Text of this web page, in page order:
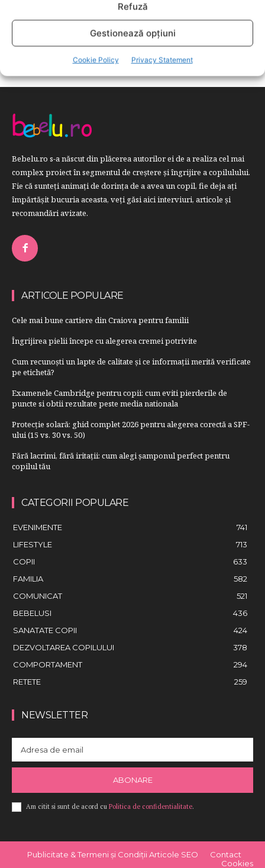
Refuză
Gestionează opțiuni
Cookie Policy Privacy Statement
DEZVOLTAREA COPILULUI
COMPORTAMENT
294
Bebelu.ro s-a născut din plăcerea autorilor ei de a realiza cel mai
complex proiect în segmentul de creştere şi îngrijire a copilulului.
Fie că sunteţi animaţi de dorinţa de a avea un copil, fie deja aţi
împărtăşit bucuria aceasta, veți găsi aici interviuri, articole şi
recomandări avizate.
ARTICOLE POPULARE
Cele mai bune cartiere din Craiova pentru familii
Îngrijirea pielii începe cu alegerea cremei potrivite
Cum recunoști un lapte de calitate și ce informații merită verificate
pe etichetă?
Examenele Cambridge pentru copii: cum eviti pierderile de
puncte si obtii rezultate peste media nationala
Protecție solară: ghid complet 2026 pentru alegerea corectă a SPF-
ului (15 vs. 30 vs. 50)
Fără lacrimi, fără iritații: cum alegi șamponul perfect pentru
copilul tău
CATEGORII POPULARE
EVENIMENTE
741
LIFESTYLE
713
COPII
633
FAMILIA
582
COMUNICAT
521
BEBELUSI
436
SANATATE COPII
424
DEZVOLTAREA COPILULUI
378
COMPORTAMENT
294
RETETE
259
NEWSLETTER
ABONARE
Am citit si sunt de acord cu Politica de confidentialitate.
Publicitate & Termeni și Condiții Articole SEO
Contact
Cookies